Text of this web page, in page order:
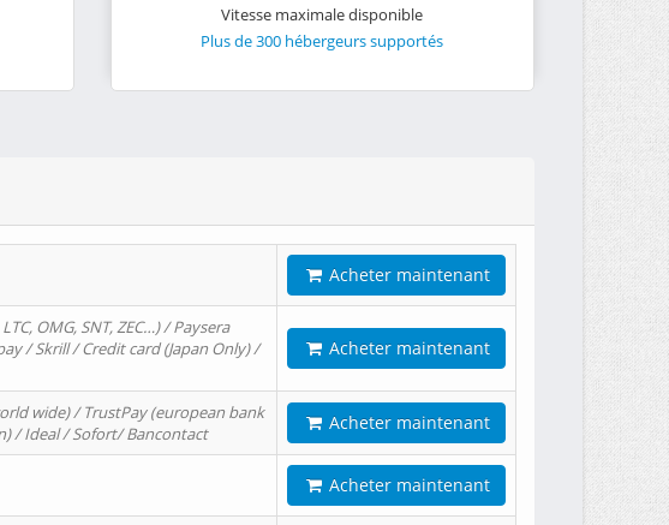
Vitesse maximale disponible
Plus de 300 hébergeurs supportés
Acheter maintenant
OMG, SNT, ZEC…) / Paysera
/ Skrill / Credit card (Japan Only) /
Acheter maintenant
wide) / TrustPay (european bank
/ Ideal / Sofort/ Bancontact
Acheter maintenant
Acheter maintenant